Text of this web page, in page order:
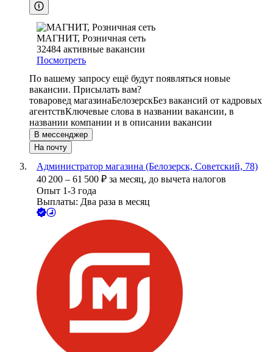
МАГНИТ, Розничная сеть
32484 активные вакансии
Посмотреть
По вашему запросу ещё будут появляться новые
вакансии. Присылать вам?
товаровед магазинаБелозерскБез вакансий от кадровых
агентствКлючевые слова в названии вакансии, в
названии компании и в описании вакансии
В мессенджер
На почту
Администратор магазина (Белозерск, Советский, 78)
40 200 – 61 500 ₽ за месяц, до вычета налогов
Опыт 1-3 года
Выплаты: Два раза в месяц